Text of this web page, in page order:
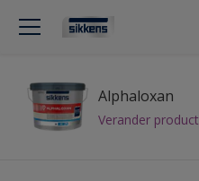
Alphaloxan
Verander product